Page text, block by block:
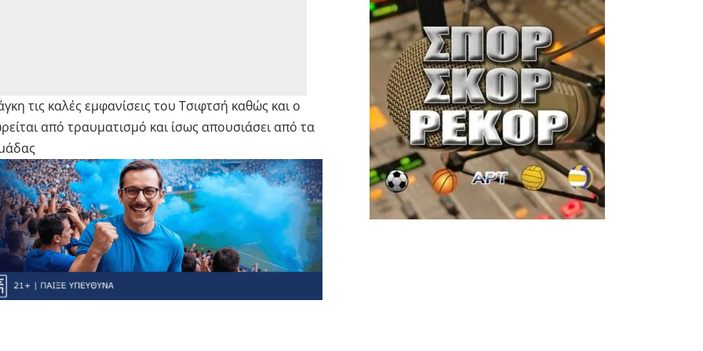
τις καλές εμφανίσεις του Τσιφτσή καθώς και ο
από τραυματισμό και ίσως απουσιάσει από τα